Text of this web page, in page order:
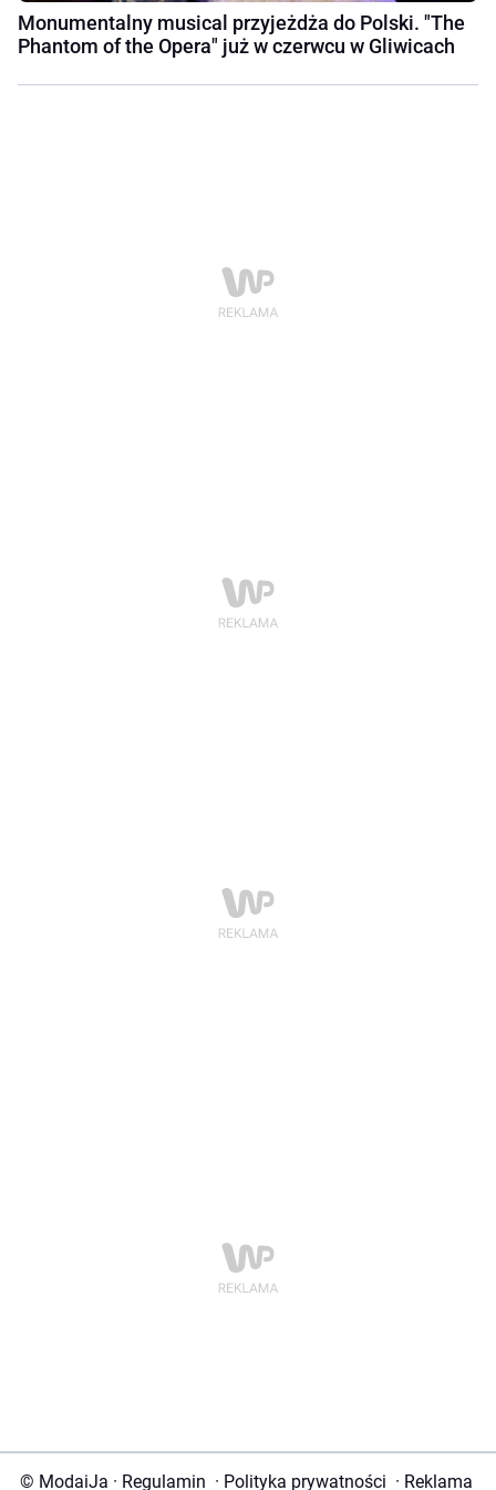
Monumentalny musical przyjeżdża do Polski. "The
Phantom of the Opera" już w czerwcu w Gliwicach
© ModaiJa · Regulamin · Polityka prywatności · Reklama